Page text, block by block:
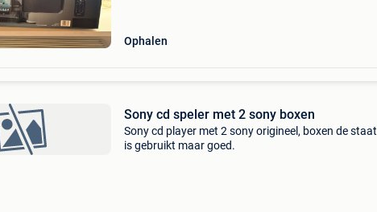
Ophalen
Sony cd speler met 2 sony boxen
Sony cd player met 2 sony origineel, boxen de staat
is gebruikt maar goed.